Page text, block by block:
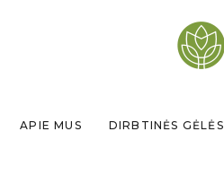
APIE MUS DIRBTINĖS GĖLĖS